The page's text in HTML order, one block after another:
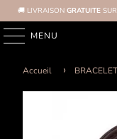
🚚 LIVRAISON GRATUITE
MENU
Accueil